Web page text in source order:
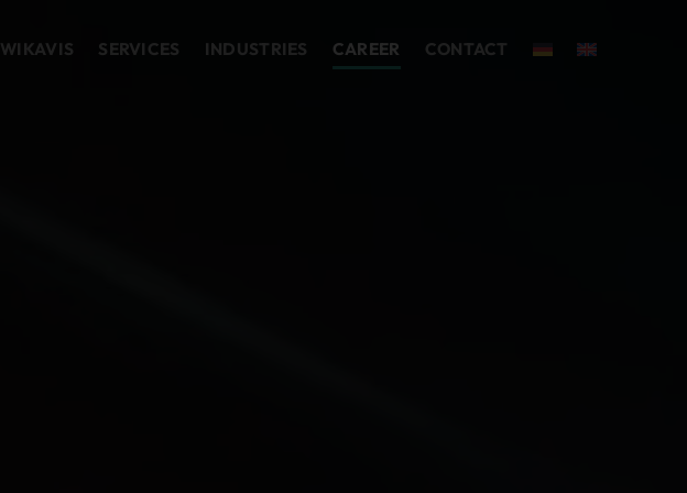
WIKAVIS SERVICES INDUSTRIES CAREER CONTACT